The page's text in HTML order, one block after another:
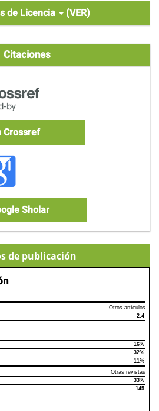
de Licencia
(VER)
Citaciones
Sholar
de publicación
Otros artículos
2.4
16%
32%
11%
Otras revistas
33%
145